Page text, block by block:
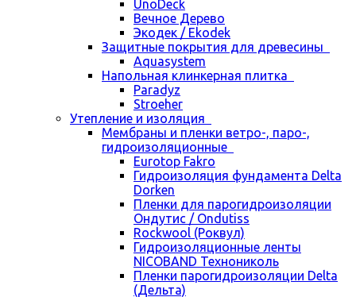
UnoDeck
Вечное Дерево
Экодек / Ekodek
Защитные покрытия для древесины
Aquasystem
Напольная клинкерная плитка
Paradyz
Stroeher
Утепление и изоляция
Мембраны и пленки ветро-, паро-,
гидроизоляционные
Eurotop Fakro
Гидроизоляция фундамента Delta
Dorken
Пленки для парогидроизоляции
Ондутис / Ondutiss
Rockwool (Роквул)
Гидроизоляционные ленты
NICOBAND Технониколь
Пленки парогидроизоляции Delta
(Дельта)